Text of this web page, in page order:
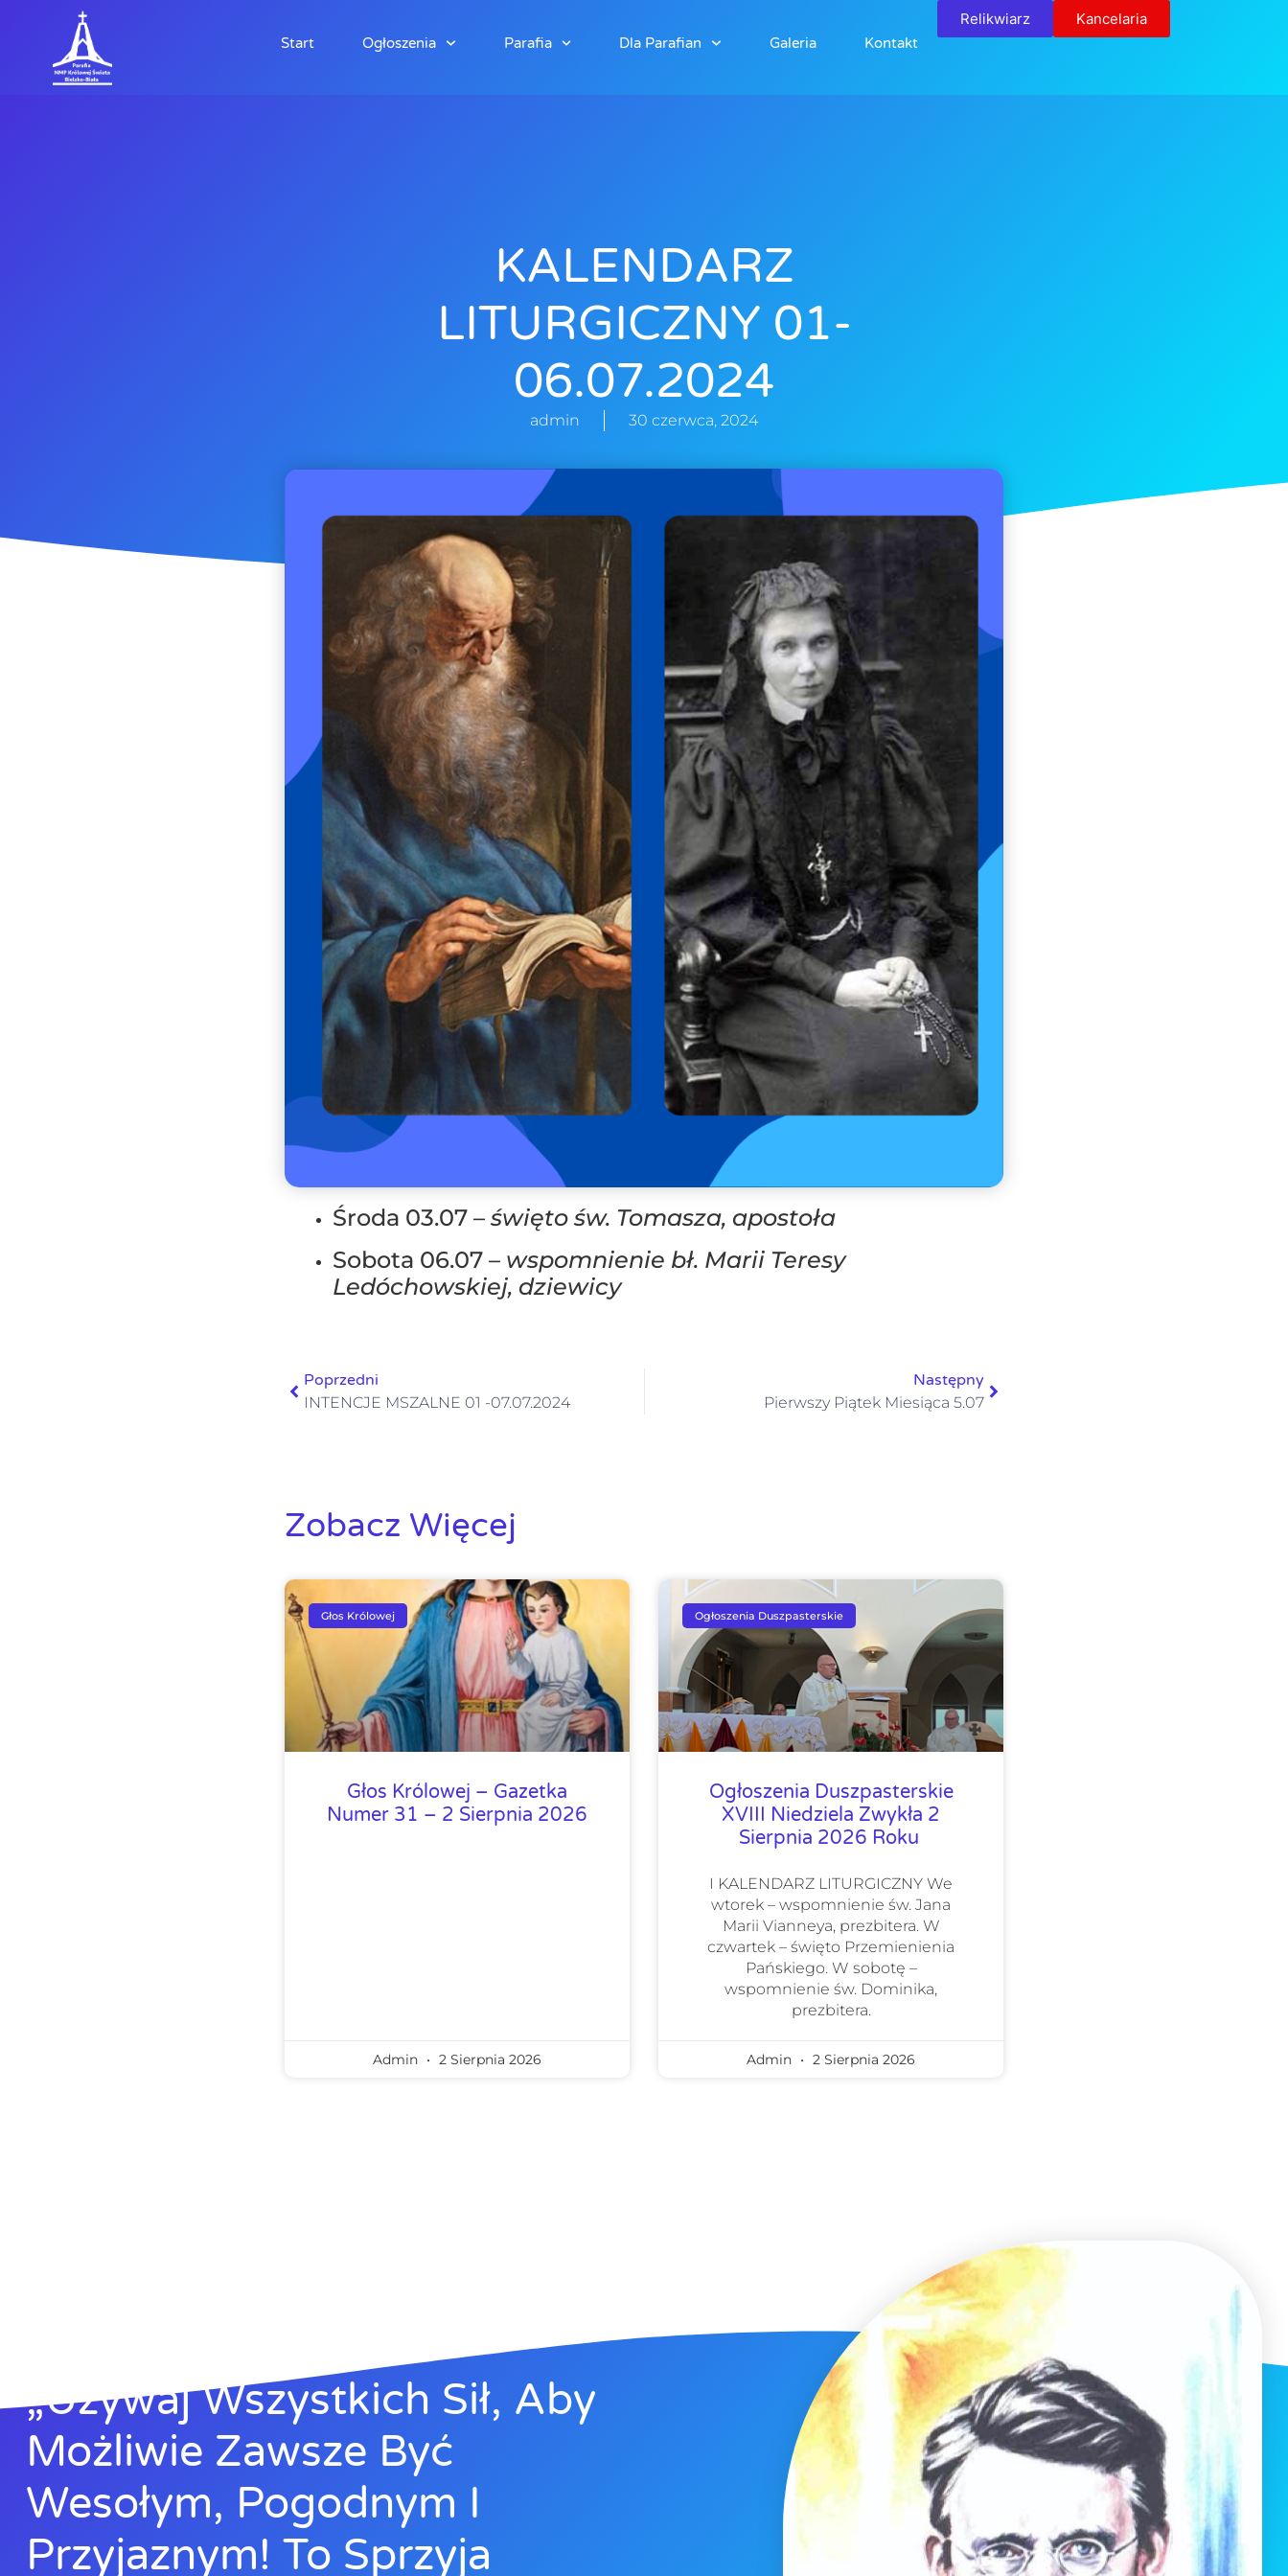
Start Ogłoszenia Parafia Dla Parafian Galeria Kontakt
Relikwiarz Kancelaria
KALENDARZ
LITURGICZNY 01-
06.07.2024
admin 30 czerwca, 2024
Środa 03.07 – święto św. Tomasza, apostoła
Sobota 06.07 – wspomnienie bł. Marii Teresy
Ledóchowskiej, dziewicy
Poprzedni
INTENCJE MSZALNE 01 -07.07.2024
Następny
Pierwszy Piątek Miesiąca 5.07
Zobacz Więcej
Głos Królowej
Głos Królowej – Gazetka
Numer 31 – 2 Sierpnia 2026
Admin 2 Sierpnia 2026
Ogłoszenia Duszpasterskie
Ogłoszenia Duszpasterskie
XVIII Niedziela Zwykła 2
Sierpnia 2026 Roku
I KALENDARZ LITURGICZNY We
wtorek – wspomnienie św. Jana
Marii Vianneya, prezbitera. W
czwartek – święto Przemienienia
Pańskiego. W sobotę –
wspomnienie św. Dominika,
prezbitera.
Admin 2 Sierpnia 2026
„Używaj Wszystkich Sił, Aby
Możliwie Zawsze Być
Wesołym, Pogodnym I
Przyjaznym! To Sprzyja